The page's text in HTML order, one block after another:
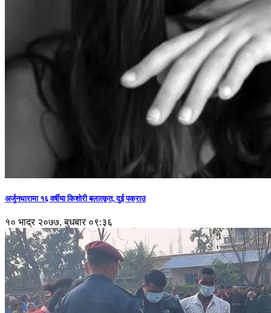
अर्जुनधारामा १६ वर्षीया किशोरी बलात्कृत, दुई पक्राउ
१० भाद्र २०७७, बुधबार ०९:३६